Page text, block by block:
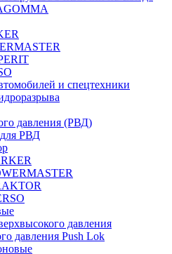
и спецтехники
давления (РВД)
РВД
давления
давления Push Lok